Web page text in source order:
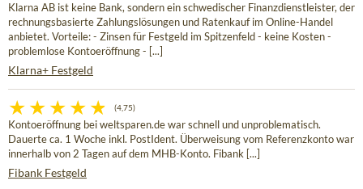
Klarna AB ist keine Bank, sondern ein schwedischer Finanzdienstleister, der
rechnungsbasierte Zahlungslösungen und Ratenkauf im Online-Handel
anbietet. Vorteile: - Zinsen für Festgeld im Spitzenfeld - keine Kosten -
problemlose Kontoeröffnung - [...]
Klarna+ Festgeld
(4,75)
Kontoeröffnung bei weltsparen.de war schnell und unproblematisch.
Dauerte ca. 1 Woche inkl. PostIdent. Überweisung vom Referenzkonto war
innerhalb von 2 Tagen auf dem MHB-Konto. Fibank [...]
Fibank Festgeld